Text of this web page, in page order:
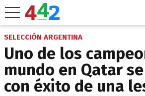
SELECCIÓN ARGENTINA
Uno de los
mundo en Qatar
con éxito de una